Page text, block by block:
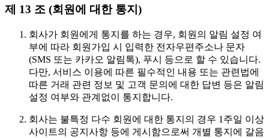
제 13 조 (회원에 대한 통지)
회사가 회원에게 통지를 하는 경우, 회원의 알림 설정 여
부에 따라 회원가입 시 입력한 전자우편주소나 문자
(SMS 또는 카카오 알림톡), 푸시 등으로 할 수 있습니다.
다만, 서비스 이용에 따른 필수적인 내용 또는 관련법에
따른 거래 관련 정보 및 고객 문의에 대한 답변 등은 알림
설정 여부와 관계없이 통지합니다.
회사는 불특정 다수 회원에 대한 통지의 경우 1주일 이상
사이트의 공지사항 등에 게시함으로써 개별 통지에 갈음